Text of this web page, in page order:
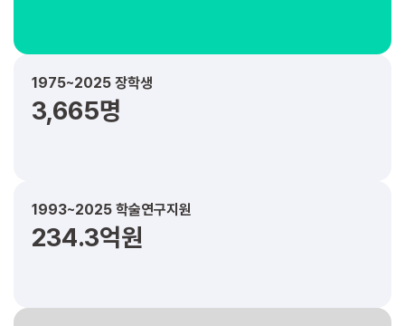
1975~2025 장학생
3,665명
1993~2025 학술연구지원
234.3억원